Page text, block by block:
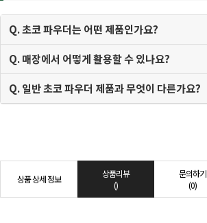
Q. 초코 파우더는 어떤 제품인가요?
Q. 매장에서 어떻게 활용할 수 있나요?
Q. 일반 초코 파우더 제품과 무엇이 다른가요?
상품 상세 정보
상품리뷰
()
문의하기
(0)